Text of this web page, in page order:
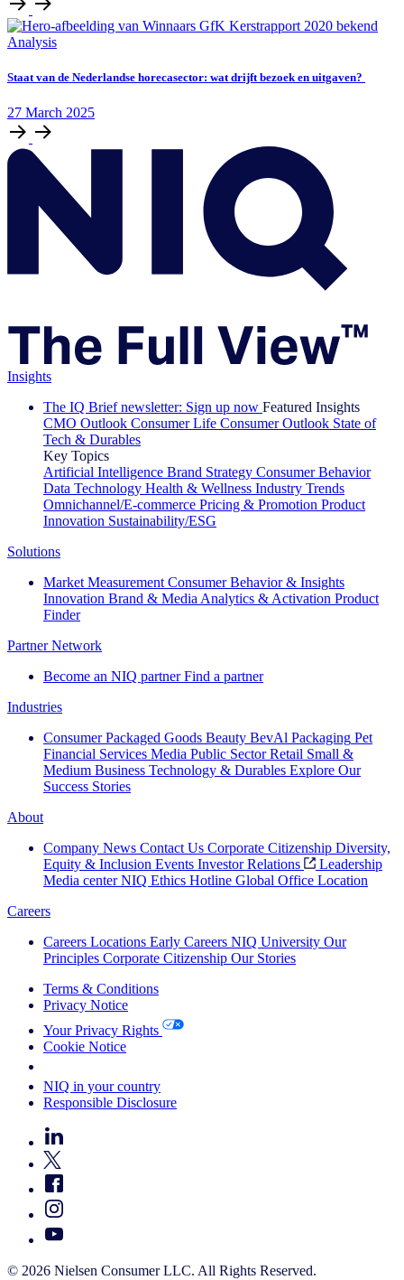
Analysis
Staat van de Nederlandse horecasector: wat drijft bezoek en uitgaven?
27 March 2025
Insights
The IQ Brief newsletter: Sign up now Featured Insights
CMO Outlook Consumer Life Consumer Outlook State of
Tech & Durables
Key Topics
Artificial Intelligence Brand Strategy Consumer Behavior
Data Technology Health & Wellness Industry Trends
Omnichannel/E-commerce Pricing & Promotion Product
Innovation Sustainability/ESG
Solutions
Market Measurement Consumer Behavior & Insights
Innovation Brand & Media Analytics & Activation Product
Finder
Partner Network
Become an NIQ partner Find a partner
Industries
Consumer Packaged Goods Beauty BevAl Packaging Pet
Financial Services Media Public Sector Retail Small &
Medium Business Technology & Durables Explore Our
Success Stories
About
Company News Contact Us Corporate Citizenship Diversity,
Equity & Inclusion Events Investor Relations
Leadership
Media center NIQ Ethics Hotline Global Office Location
Careers
Careers Locations Early Careers NIQ University Our
Principles Corporate Citizenship Our Stories
Terms & Conditions
Privacy Notice
Your Privacy Rights
Cookie Notice
NIQ in your country
Responsible Disclosure
© 2026 Nielsen Consumer LLC. All Rights Reserved.